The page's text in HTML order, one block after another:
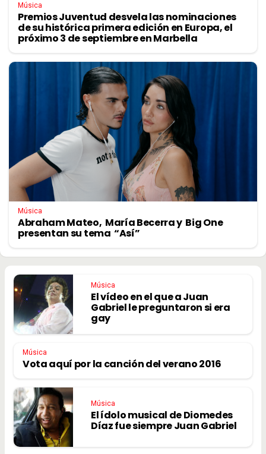
Música
Premios Juventud desvela las nominaciones
de su histórica primera edición en Europa, el
próximo 3 de septiembre en Marbella
Música
Abraham Mateo, María Becerra y Big One
presentan su tema “Así”
Música
El vídeo en el que a Juan
Gabriel le preguntaron si era
gay
Música
Vota aquí por la canción del verano 2016
Música
El ídolo musical de Diomedes
Díaz fue siempre Juan Gabriel